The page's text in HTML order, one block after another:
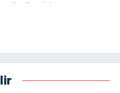
görevini